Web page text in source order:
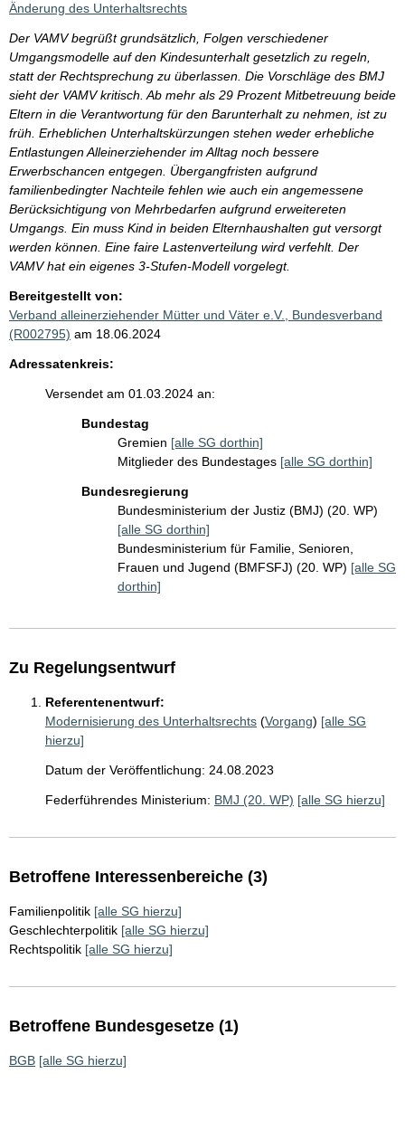
Änderung des Unterhaltsrechts
Der VAMV begrüßt grundsätzlich, Folgen verschiedener
Umgangsmodelle auf den Kindesunterhalt gesetzlich zu regeln,
statt der Rechtsprechung zu überlassen. Die Vorschläge des BMJ
sieht der VAMV kritisch. Ab mehr als 29 Prozent Mitbetreuung beide
Eltern in die Verantwortung für den Barunterhalt zu nehmen, ist zu
früh. Erheblichen Unterhaltskürzungen stehen weder erhebliche
Entlastungen Alleinerziehender im Alltag noch bessere
Erwerbschancen entgegen. Übergangfristen aufgrund
familienbedingter Nachteile fehlen wie auch ein angemessene
Berücksichtigung von Mehrbedarfen aufgrund erweitereten
Umgangs. Ein muss Kind in beiden Elternhaushalten gut versorgt
werden können. Eine faire Lastenverteilung wird verfehlt. Der
VAMV hat ein eigenes 3-Stufen-Modell vorgelegt.
Bereitgestellt von:
Verband alleinerziehender Mütter und Väter e.V., Bundesverband
(R002795) am 18.06.2024
Adressatenkreis:
Versendet am 01.03.2024 an:
Bundestag
Gremien [alle SG dorthin]
Mitglieder des Bundestages [alle SG dorthin]
Bundesregierung
Bundesministerium der Justiz (BMJ) (20. WP)
[alle SG dorthin]
Bundesministerium für Familie, Senioren,
Frauen und Jugend (BMFSFJ) (20. WP) [alle SG
dorthin]
Zu Regelungsentwurf
Referentenentwurf:
Modernisierung des Unterhaltsrechts (Vorgang) [alle SG
hierzu]
Datum der Veröffentlichung: 24.08.2023
Federführendes Ministerium: BMJ (20. WP) [alle SG hierzu]
Betroffene Interessenbereiche (3)
Familienpolitik [alle SG hierzu]
Geschlechterpolitik [alle SG hierzu]
Rechtspolitik [alle SG hierzu]
Betroffene Bundesgesetze (1)
BGB [alle SG hierzu]